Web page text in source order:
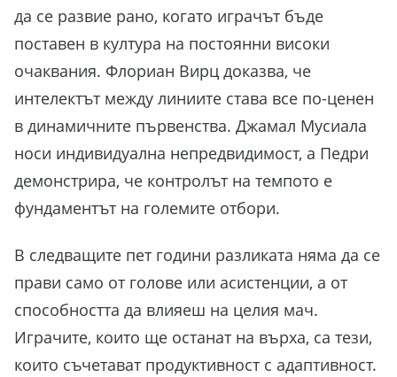
да се развие рано, когато играчът бъде
поставен в култура на постоянни високи
очаквания. Флориан Вирц доказва, че
интелектът между линиите става все по-ценен
в динамичните първенства. Джамал Мусиала
носи индивидуална непредвидимост, а Педри
демонстрира, че контролът на темпото е
фундаментът на големите отбори.
В следващите пет години разликата няма да се
прави само от голове или асистенции, а от
способността да влияеш на целия мач.
Играчите, които ще останат на върха, са тези,
които съчетават продуктивност с адаптивност.